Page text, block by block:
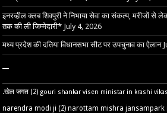
इनरव्हील क्लब शिवपुरी ने निभाया सेवा का संकल्प, मरीजों से
तक की ली जिम्मेदारी* July 4, 2026
मध्य प्रदेश की दतिया विधानसभा सीट पर उपचुनाव का ऐलान
–
.खेल जगत (2) gouri shankar visen ministar in krashi
narendra modi ji (2) narottam mishra jansampark